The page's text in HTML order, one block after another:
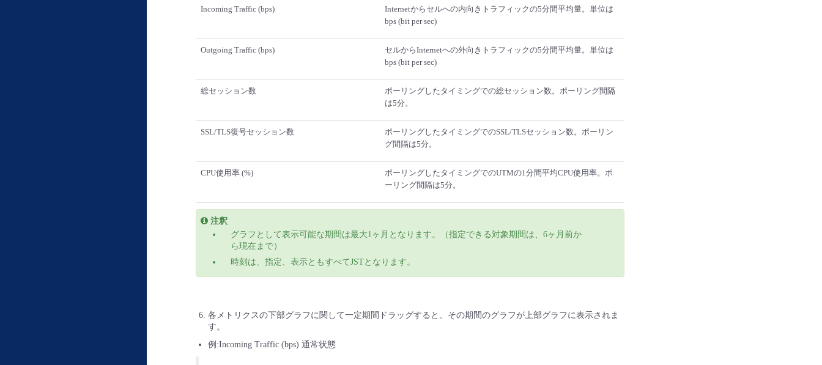
Incoming Traffic (bps)
Internetからセルへの内向きトラフィックの5分間平均量。単位は
bps (bit per sec)
Outgoing Traffic (bps)
セルからInternetへの外向きトラフィックの5分間平均量。単位は
bps (bit per sec)
総セッション数
ポーリングしたタイミングでの総セッション数。ポーリング間隔
は5分。
SSL/TLS復号セッション数
ポーリングしたタイミングでのSSL/TLSセッション数。ポーリン
グ間隔は5分。
CPU使用率 (%)
ポーリングしたタイミングでのUTMの1分間平均CPU使用率。ポ
ーリング間隔は5分。
注釈
グラフとして表示可能な期間は最大1ヶ月となります。（指定できる対象期間は、6ヶ月前か
ら現在まで）
時刻は、指定、表示ともすべてJSTとなります。
各メトリクスの下部グラフに関して一定期間ドラッグすると、その期間のグラフが上部グラフに表示されま
す。
例:Incoming Traffic (bps) 通常状態